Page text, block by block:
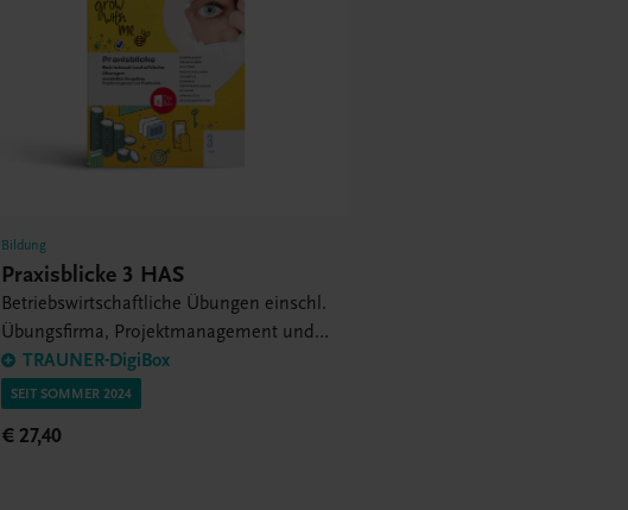
Bildung
Praxisblicke 3 HAS
Betriebswirtschaftliche Übungen einschl.
Übungsfirma, Projektmanagement und
Projektarbeit
TRAUNER-DigiBox
SEIT SOMMER 2024
€ 27,40